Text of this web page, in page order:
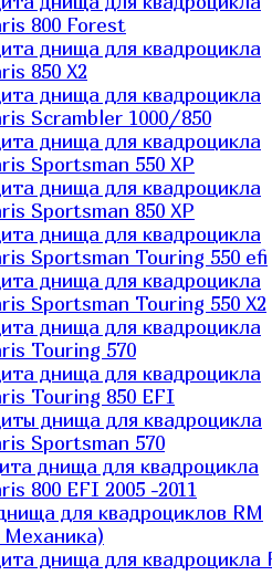
800 Forest
днища для квадроцикла
850 X2
днища для квадроцикла
Scrambler 1000/850
днища для квадроцикла
Sportsman 550 XP
днища для квадроцикла
Sportsman 850 XP
днища для квадроцикла
Sportsman Touring 550 efi
днища для квадроцикла
Sportsman Touring 550 X2
днища для квадроцикла
Touring 570
днища для квадроцикла
Touring 850 EFI
днища для квадроцикла
Sportsman 570
днища для квадроцикла
800 EFI 2005 -2011
для квадроциклов RM
Механика)
днища для квадроцикла